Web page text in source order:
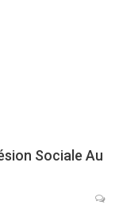
Sociale Au